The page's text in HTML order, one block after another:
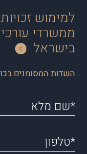
למימוש
ממשרדי
בישראל
השדות המסומנים